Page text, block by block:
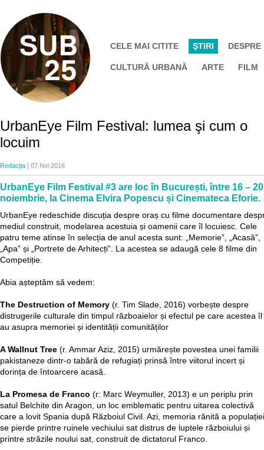
CELE MAI CITITE ŞTIRI DESPRE
CULTURĂ URBANĂ ARTE FILM
UrbanEye Film Festival: lumea şi cum o
locuim
Redacția | 07 Noi 2016
UrbanEye Film Festival #3 are loc în București, între 16 – 20
noiembrie, la Cinema Elvira Popescu și Cinemateca Eforie.
UrbanEye redeschide discuția despre oraș cu filme documentare
mediul construit, modelarea acestuia și oamenii care îl locuiesc. Cele
patru teme atinse în selecția de anul acesta sunt: „Memorie”, „Acasă”,
„Apa” și „Portrete de Arhitecți”. La acestea se adaugă cele 8 filme din
Competiție.
Abia așteptăm să vedem:
The Destruction of Memory (r. Tim Slade, 2016) vorbește despre
distrugerile culturale din timpul războaielor și efectul pe care acestea îl
au asupra memoriei și identității comunităților
A Wallnut Tree (r. Ammar Aziz, 2015) urmărește povestea unei familii
pakistaneze dintr-o tabără de refugiați prinsă între viitorul incert și
dorința de întoarcere acasă.
La Promesa de Franco (r: Marc Weymuller, 2013) e un periplu prin
satul Belchite din Aragon, un loc emblematic pentru uitarea colectivă
care a lovit Spania după Războiul Civil. Azi, memoria rănită a populației
se pierde printre ruinele vechiului sat distrus de luptele războiului și
printre străzile noului sat, construit de dictatorul Franco.